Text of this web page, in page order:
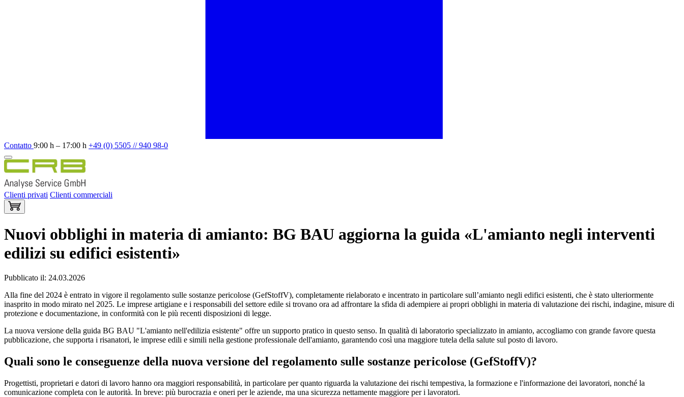
Contatto 9:00 h – 17:00 h +49 (0) 5505 // 940 98-0
Clienti privati Clienti commerciali
Nuovi obblighi in materia di amianto: BG BAU aggiorna la guida «L'amianto negli interventi
edilizi su edifici esistenti»
Pubblicato il: 24.03.2026
Alla fine del 2024 è entrato in vigore il regolamento sulle sostanze pericolose (GefStoffV), completamente rielaborato e incentrato in particolare sull’amianto negli edifici esistenti, che è stato ulteriormente
inasprito in modo mirato nel 2025. Le imprese artigiane e i responsabili del settore edile si trovano ora ad affrontare la sfida di adempiere ai propri obblighi in materia di valutazione dei rischi, indagine, misure di
protezione e documentazione, in conformità con le più recenti disposizioni di legge.
La nuova versione della guida BG BAU "L'amianto nell'edilizia esistente" offre un supporto pratico in questo senso. In qualità di laboratorio specializzato in amianto, accogliamo con grande favore questa
pubblicazione, che supporta i risanatori, le imprese edili e simili nella gestione professionale dell'amianto, garantendo così una maggiore tutela della salute sul posto di lavoro.
Quali sono le conseguenze della nuova versione del regolamento sulle sostanze pericolose (GefStoffV)?
Progettisti, proprietari e datori di lavoro hanno ora maggiori responsabilità, in particolare per quanto riguarda la valutazione dei rischi tempestiva, la formazione e l'informazione dei lavoratori, nonché la
comunicazione completa con le autorità. In breve: più burocrazia e oneri per le aziende, ma una sicurezza nettamente maggiore per i lavoratori.